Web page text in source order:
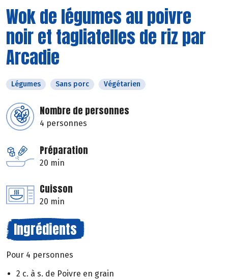
Wok de légumes au poivre
noir et tagliatelles de riz par
Arcadie
Légumes Sans porc Végétarien
Nombre de personnes
4 personnes
Préparation
20 min
Cuisson
20 min
Ingrédients
Pour 4 personnes
2 c. à s. de Poivre en grain